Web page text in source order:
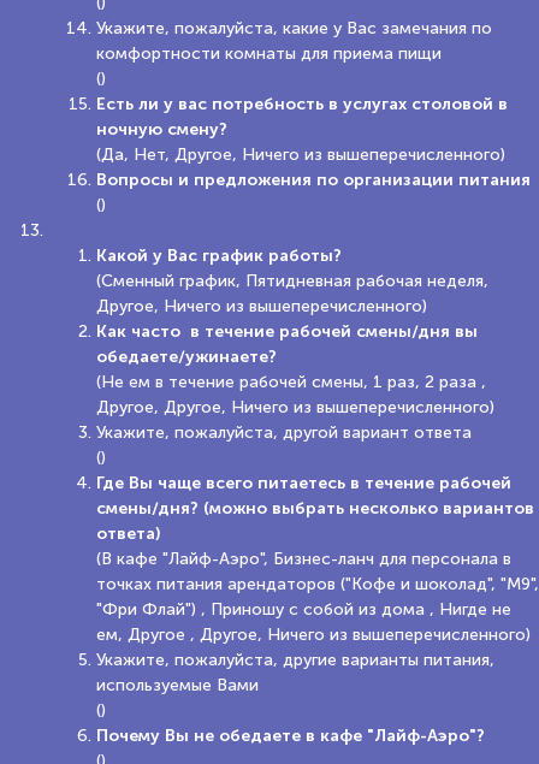
Укажите, пожалуйста, какие у Вас замечания по
комфортности комнаты для приема пищи
()
Есть ли у вас потребность в услугах столовой в
ночную смену?
(Да, Нет, Другое, Ничего из вышеперечисленного)
Вопросы и предложения по организации питания
()
Какой у Вас график работы?
(Сменный график, Пятидневная рабочая неделя,
Другое, Ничего из вышеперечисленного)
Как часто в течение рабочей смены/дня вы
обедаете/ужинаете?
(Не ем в течение рабочей смены, 1 раз, 2 раза ,
Другое, Другое, Ничего из вышеперечисленного)
Укажите, пожалуйста, другой вариант ответа
()
Где Вы чаще всего питаетесь в течение рабочей
смены/дня? (можно выбрать несколько вариантов
ответа)
(В кафе "Лайф-Аэро", Бизнес-ланч для персонала в
точках питания арендаторов ("Кофе и шоколад", "М9",
"Фри Флай") , Приношу с собой из дома , Нигде не
ем, Другое , Другое, Ничего из вышеперечисленного)
Укажите, пожалуйста, другие варианты питания,
используемые Вами
()
Почему Вы не обедаете в кафе "Лайф-Аэро"?